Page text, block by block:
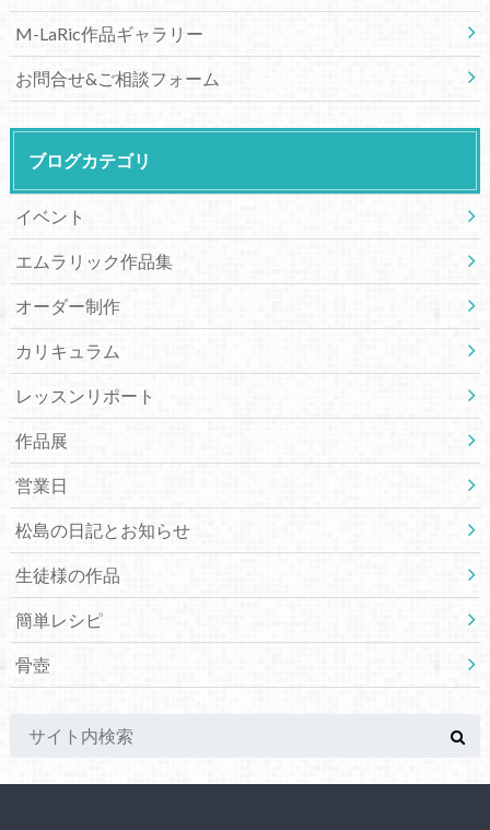
M-LaRic作品ギャラリー
お問合せ&ご相談フォーム
ブログカテゴリ
イベント
エムラリック作品集
オーダー制作
カリキュラム
レッスンリポート
作品展
営業日
松島の日記とお知らせ
生徒様の作品
簡単レシピ
骨壺